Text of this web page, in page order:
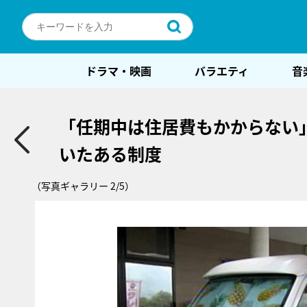
ドラマ・映画 バラエティ 音
「任期中は住居費もかからな
いたある制度
（写真ギャラリー 2/5）